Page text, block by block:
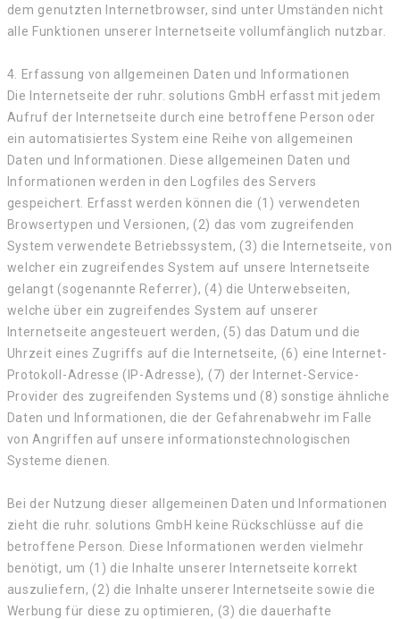
dem genutzten Internetbrowser, sind unter Umständen nicht
alle Funktionen unserer Internetseite vollumfänglich nutzbar.
4. Erfassung von allgemeinen Daten und Informationen
Die Internetseite der ruhr. solutions GmbH erfasst mit jedem
Aufruf der Internetseite durch eine betroffene Person oder
ein automatisiertes System eine Reihe von allgemeinen
Daten und Informationen. Diese allgemeinen Daten und
Informationen werden in den Logfiles des Servers
gespeichert. Erfasst werden können die (1) verwendeten
Browsertypen und Versionen, (2) das vom zugreifenden
System verwendete Betriebssystem, (3) die Internetseite, von
welcher ein zugreifendes System auf unsere Internetseite
gelangt (sogenannte Referrer), (4) die Unterwebseiten,
welche über ein zugreifendes System auf unserer
Internetseite angesteuert werden, (5) das Datum und die
Uhrzeit eines Zugriffs auf die Internetseite, (6) eine Internet-
Protokoll-Adresse (IP-Adresse), (7) der Internet-Service-
Provider des zugreifenden Systems und (8) sonstige ähnliche
Daten und Informationen, die der Gefahrenabwehr im Falle
von Angriffen auf unsere informationstechnologischen
Systeme dienen.
Bei der Nutzung dieser allgemeinen Daten und Informationen
zieht die ruhr. solutions GmbH keine Rückschlüsse auf die
betroffene Person. Diese Informationen werden vielmehr
benötigt, um (1) die Inhalte unserer Internetseite korrekt
auszuliefern, (2) die Inhalte unserer Internetseite sowie die
Werbung für diese zu optimieren, (3) die dauerhafte